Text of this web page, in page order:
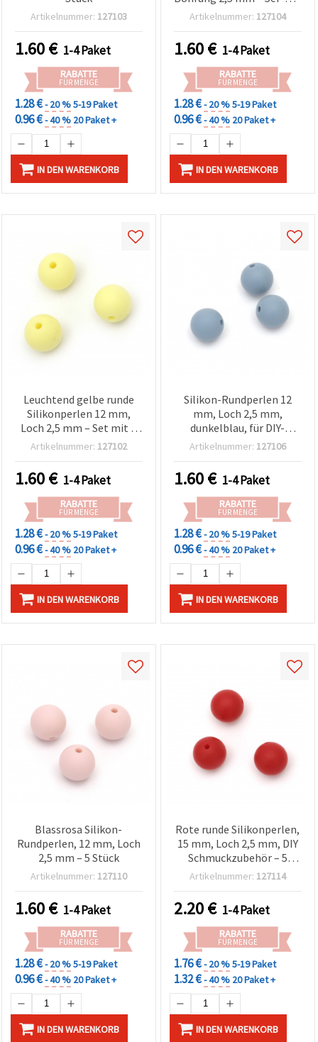
Artikelnummer: 127103
1.60€ 1-4 Paket
RABATTE
FÜR MENGE
1.28 €- 20 %5-19 Paket
0.96 €- 40 % 20 Paket +
IN DEN WARENKORB
für Schmuck und DIY-
Artikelnummer: 127104
1.60€ 1-4 Paket
RABATTE
FÜR MENGE
1.28 €- 20 %5-19 Paket
0.96 €- 40 % 20 Paket +
IN DEN WARENKORB
Leuchtend gelbe runde
Silikonperlen 12 mm,
Loch 2,5 mm – Set mit 5
fröhlichen Perlen für
Bastelprojekte
Artikelnummer: 127102
1.60€ 1-4 Paket
RABATTE
FÜR MENGE
1.28 €- 20 %5-19 Paket
0.96 €- 40 % 20 Paket +
IN DEN WARENKORB
Silikon-Rundperlen 12
mm, Loch 2,5 mm,
dunkelblau, für DIY-
Dekoration,
Brillenketten &
Schmuckzubehör – 5
Stück
Artikelnummer: 127106
1.60€ 1-4 Paket
RABATTE
FÜR MENGE
1.28 €- 20 %5-19 Paket
0.96 €- 40 % 20 Paket +
IN DEN WARENKORB
Blassrosa Silikon-
Rundperlen, 12 mm, Loch
2,5 mm – 5 Stück
Artikelnummer: 127110
1.60€ 1-4 Paket
RABATTE
FÜR MENGE
1.28 €- 20 %5-19 Paket
0.96 €- 40 % 20 Paket +
IN DEN WARENKORB
Rote runde Silikonperlen,
15 mm, Loch 2,5 mm, DIY
Schmuckzubehör – 5
Stück
Artikelnummer: 127114
2.20€ 1-4 Paket
RABATTE
FÜR MENGE
1.76 €- 20 %5-19 Paket
1.32 €- 40 % 20 Paket +
IN DEN WARENKORB